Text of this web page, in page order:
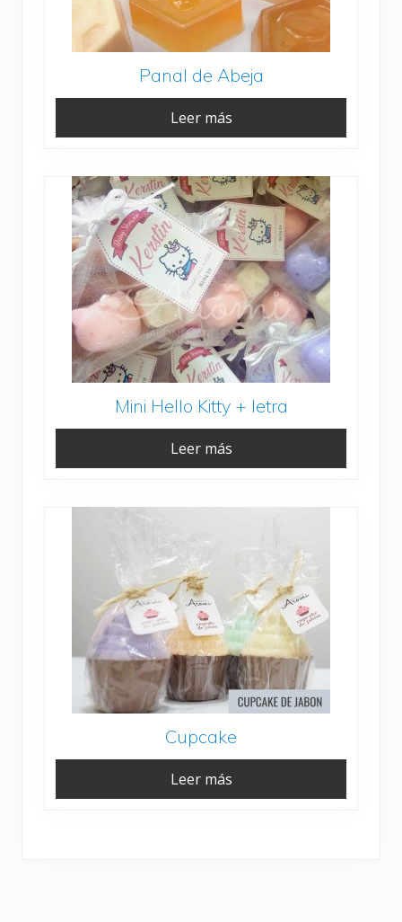
Panal de Abeja
Leer más
Mini Hello Kitty + letra
Leer más
Cupcake
Leer más